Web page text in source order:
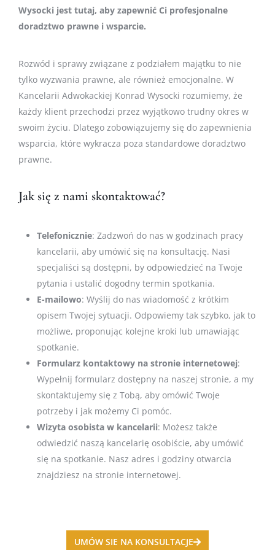
Wysocki jest tutaj, aby zapewnić Ci profesjonalne
doradztwo prawne i wsparcie.
Rozwód i sprawy związane z podziałem majątku to nie
tylko wyzwania prawne, ale również emocjonalne. W
Kancelarii Adwokackiej Konrad Wysocki rozumiemy, że
każdy klient przechodzi przez wyjątkowo trudny okres w
swoim życiu. Dlatego zobowiązujemy się do zapewnienia
wsparcia, które wykracza poza standardowe doradztwo
prawne.
Jak się z nami skontaktować?
Telefonicznie: Zadzwoń do nas w godzinach pracy
kancelarii, aby umówić się na konsultację. Nasi
specjaliści są dostępni, by odpowiedzieć na Twoje
pytania i ustalić dogodny termin spotkania.
E-mailowo: Wyślij do nas wiadomość z krótkim
opisem Twojej sytuacji. Odpowiemy tak szybko, jak to
możliwe, proponując kolejne kroki lub umawiając
spotkanie.
Formularz kontaktowy na stronie internetowej:
Wypełnij formularz dostępny na naszej stronie, a my
skontaktujemy się z Tobą, aby omówić Twoje
potrzeby i jak możemy Ci pomóc.
Wizyta osobista w kancelarii: Możesz także
odwiedzić naszą kancelarię osobiście, aby umówić
się na spotkanie. Nasz adres i godziny otwarcia
znajdziesz na stronie internetowej.
UMÓW SIE NA KONSULTACJE